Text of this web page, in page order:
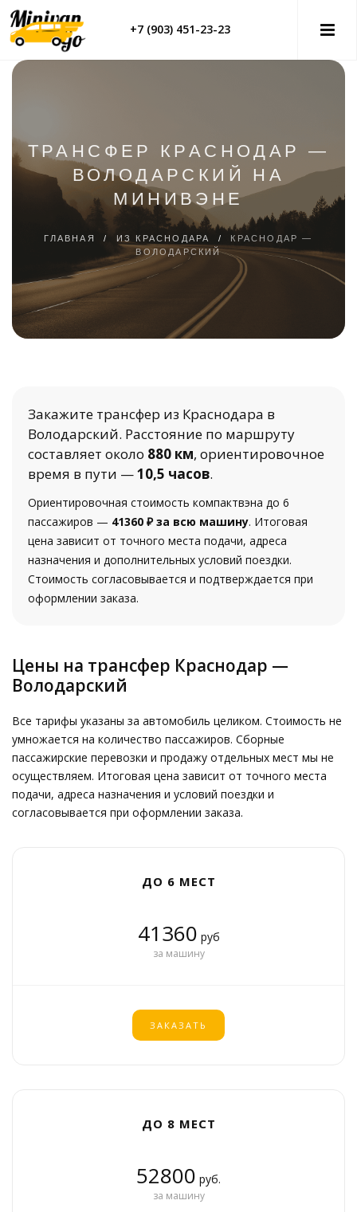
+7 (903) 451-23-23
ТРАНСФЕР КРАСНОДАР —
ВОЛОДАРСКИЙ НА
МИНИВЭНЕ
ГЛАВНАЯ / ИЗ КРАСНОДАРА / КРАСНОДАР —
ВОЛОДАРСКИЙ
Закажите трансфер из Краснодара в
Володарский. Расстояние по маршруту
составляет около 880 км, ориентировочное
время в пути —10,5 часов.
Ориентировочная стоимость компактвэна до 6
пассажиров — 41360 ₽ за всю машину. Итоговая
цена зависит от точного места подачи, адреса
назначения и дополнительных условий поездки.
Стоимость согласовывается и подтверждается при
оформлении заказа.
Цены на трансфер Краснодар —
Володарский
Все тарифы указаны за автомобиль целиком. Стоимость не
умножается на количество пассажиров. Сборные
пассажирские перевозки и продажу отдельных мест мы не
осуществляем. Итоговая цена зависит от точного места
подачи, адреса назначения и условий поездки и
согласовывается при оформлении заказа.
ДО 6 МЕСТ
41360 руб
за машину
ЗАКАЗАТЬ
ДО 8 МЕСТ
52800 руб.
за машину